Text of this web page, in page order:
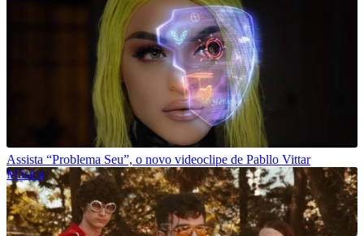
Assista “Problema Seu”, o novo videoclipe de Pabllo Vittar
Música